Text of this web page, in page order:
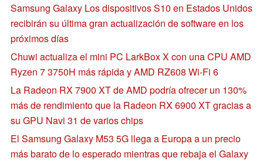
Samsung Galaxy Los dispositivos S10 en Estados Unidos
recibirán su última gran actualización de software en los
próximos días
Chuwi actualiza el mini PC LarkBox X con una CPU AMD
Ryzen 7 3750H más rápida y AMD RZ608 Wi-Fi 6
La Radeon RX 7900 XT de AMD podría ofrecer un 130%
más de rendimiento que la Radeon RX 6900 XT gracias a
su GPU Navi 31 de varios chips
El Samsung Galaxy M53 5G llega a Europa a un precio
más barato de lo esperado mientras que rebaja el Galaxy